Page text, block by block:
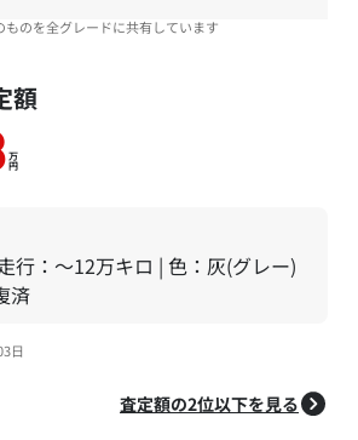
のを全グレードに共有しています
額
万
円
行：～12万キロ | 色：灰(グレー)
済
日
査定額の2位以下を見る